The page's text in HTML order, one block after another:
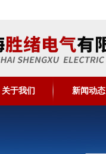
关于我们 新闻动态